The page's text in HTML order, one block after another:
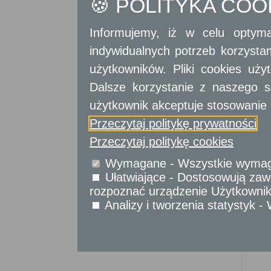
Sprawy komunikacyjne
Udostępnianie informacji publicznej
Usługi
dla przedsiębiorców
Usługi
urzędów
🍪 POLITYKA
Informujemy, iż w celu
indywidualnych potrzeb
użytkowników. Pliki cookies
Dalsze korzystanie z naszego
użytkownik akceptuje stosowanie
Przeczytaj politykę prywatności
Przeczytaj politykę cookies
Wymagane - Wszystkie
Ułatwiające - Dostosowują
rozpoznać urządzenie
Analizy i tworzenia statystyk -